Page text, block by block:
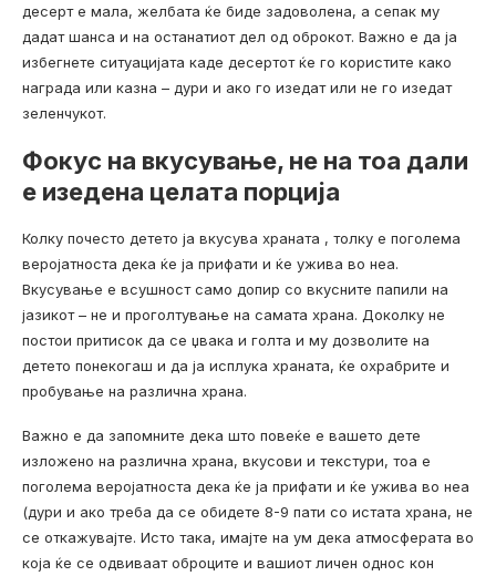
десерт е мала, желбата ќе биде задоволена, а сепак му
дадат шанса и на останатиот дел од оброкот. Важно е да ја
избегнете ситуацијата каде десертот ќе го користите како
награда или казна – дури и ако го изедат или не го изедат
зеленчукот.
Фокус на вкусување, не на тоа дали
е изедена целата порција
Колку почесто детето ја вкусува храната , толку е поголема
веројатноста дека ќе ја прифати и ќе ужива во неа.
Вкусување е всушност само допир со вкусните папили на
јазикот – не и проголтување на самата храна. Доколку не
постои притисок да се џвака и голта и му дозволите на
детето понекогаш и да ја исплука храната, ќе охрабрите и
пробување на различна храна.
Важно е да запомните дека што повеќе е вашето дете
изложено на различна храна, вкусови и текстури, тоа е
поголема веројатноста дека ќе ја прифати и ќе ужива во неа
(дури и ако треба да се обидете 8-9 пати со истата храна, не
се откажувајте. Исто така, имајте на ум дека атмосферата во
која ќе се одвиваат оброците и вашиот личен однос кон